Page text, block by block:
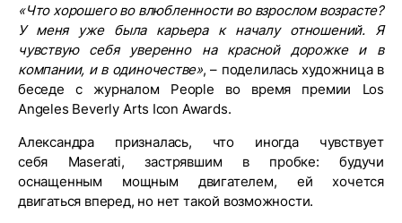
«Что хорошего во влюбленности во взрослом возрасте?
У меня уже была карьера к началу отношений. Я
чувствую себя уверенно на красной дорожке и в
компании, и в одиночестве», – поделилась художница в
беседе с журналом People во время премии Los
Angeles Beverly Arts Icon Awards.
Александра призналась, что иногда чувствует
себя Maserati, застрявшим в пробке: будучи
оснащенным мощным двигателем, ей хочется
двигаться вперед, но нет такой возможности.